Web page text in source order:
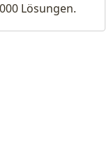
Lösungen.